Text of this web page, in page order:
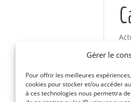
Gérer le
Pour offrir les meilleures
cookies pour stocker et/ou accéder
à ces technologies nous permettra